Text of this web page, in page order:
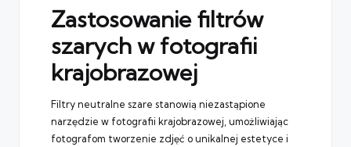
Zastosowanie filtrów
szarych w fotografii
krajobrazowej
Filtry neutralne szare stanowią niezastąpione
narzędzie w fotografii krajobrazowej, umożliwiając
fotografom tworzenie zdjęć o unikalnej estetyce i